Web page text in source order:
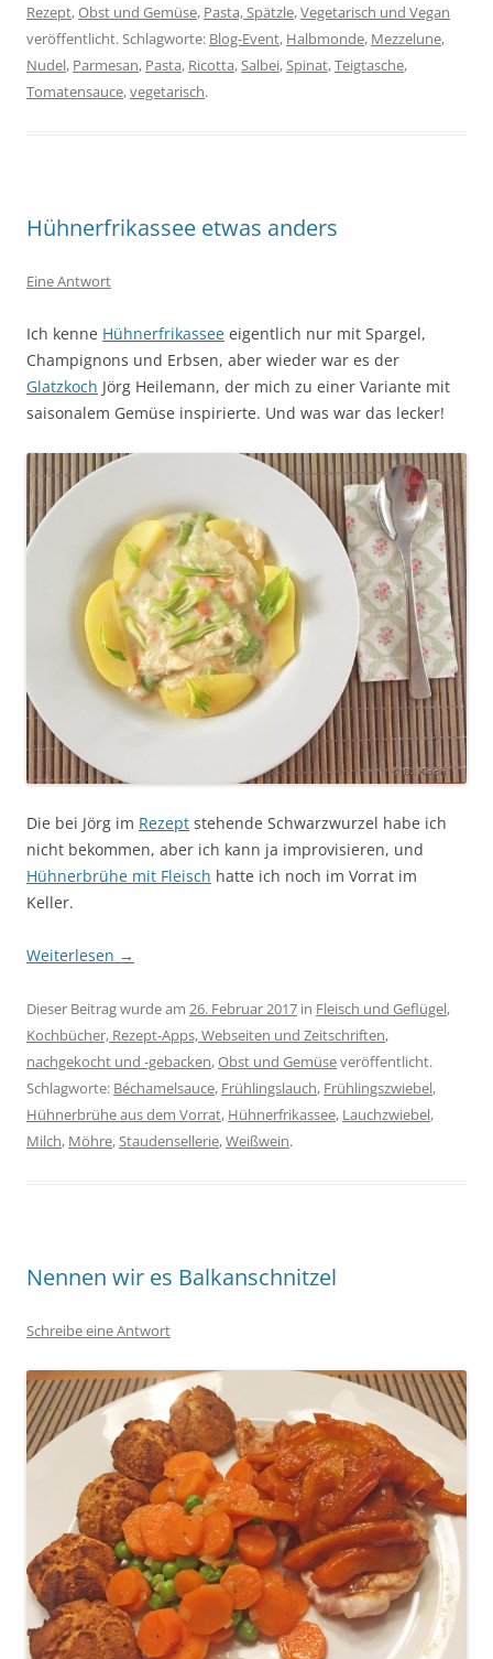
Rezept,Obst und Gemüse, Pasta, Spätzle,Vegetarisch und Vegan
veröffentlicht. Schlagworte: Blog-Event, Halbmonde, Mezzelune,
Nudel, Parmesan, Pasta, Ricotta,Salbei,Spinat,Teigtasche,
Tomatensauce,vegetarisch.
Hühnerfrikassee etwas anders
Eine Antwort
Ich kenne Hühnerfrikassee eigentlich nur mit Spargel,
Champignons und Erbsen, aber wieder war es der
Glatzkoch Jörg Heilemann, der mich zu einer Variante mit
saisonalem Gemüse inspirierte. Und was war das lecker!
Die bei Jörg im Rezept stehende Schwarzwurzel habe ich
nicht bekommen, aber ich kann ja improvisieren, und
Hühnerbrühe mit Fleisch hatte ich noch im Vorrat im
Keller.
Weiterlesen →
Dieser Beitrag wurde am 26. Februar 2017 in Fleisch und Geflügel,
Kochbücher, Rezept-Apps, Webseiten und Zeitschriften,
nachgekocht und -gebacken,Obst und Gemüseveröffentlicht.
Schlagworte: Béchamelsauce, Frühlingslauch, Frühlingszwiebel,
Hühnerbrühe aus dem Vorrat, Hühnerfrikassee, Lauchzwiebel,
Milch, Möhre,Staudensellerie,Weißwein.
Nennen wir es Balkanschnitzel
Schreibe eine Antwort